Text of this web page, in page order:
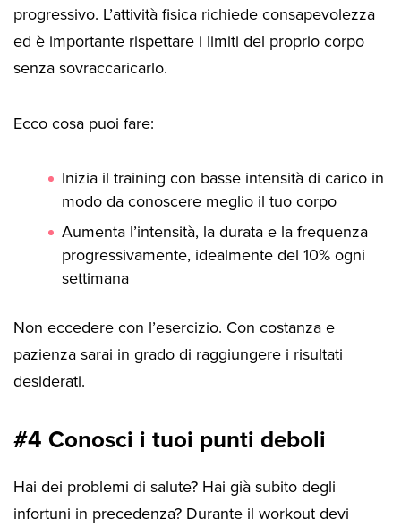
progressivo. L’attività fisica richiede consapevolezza
ed è importante rispettare i limiti del proprio corpo
senza sovraccaricarlo.
Ecco cosa puoi fare:
Inizia il training con basse intensità di carico in
modo da conoscere meglio il tuo corpo
Aumenta l’intensità, la durata e la frequenza
progressivamente, idealmente del 10% ogni
settimana
Non eccedere con l’esercizio. Con costanza e
pazienza sarai in grado di raggiungere i risultati
desiderati.
#4 Conosci i tuoi punti deboli
Hai dei problemi di salute? Hai già subito degli
infortuni in precedenza? Durante il workout devi